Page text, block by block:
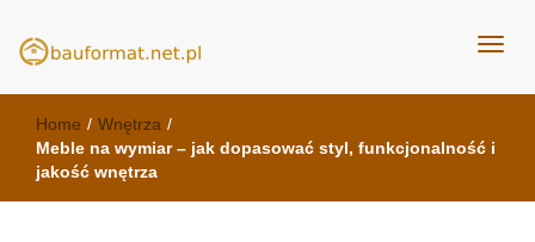
meble kuchenne Bauformat
Home / Wnętrza /
Meble na wymiar – jak dopasować styl, funkcjonalność i
jakość wnętrza